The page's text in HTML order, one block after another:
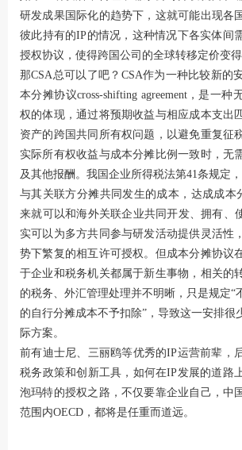
研发成果国际化的趋势下，这就可能出现各
彼此持有的IP的情况，这种情况下各实体间
授权协议，使得跨国公司的全球转移定价变得
那CSA总可以了吧？CSA作为一种比较新的
本分摊协议cross-shifting agreement，是一种
权的体现，通过将预期收益与相应成本支出
资产的跨国共同所有权问题，以避免重复征
实际所有权收益与成本分摊比例一致时，无
及其他报酬。我国企业所得税法第41条规定
与其关联方分摊共同发生的成本，达成成本
来就可以和海外关联企业共同开发、拥有、
实可以为多方共同参与研发活动提供灵活性
势下繁复的相互许可授权。但成本分摊协议
于企业和税务机关都属于新生事物，相关的
的税务、外汇管理处理并不明晰，只是规定“
的自行分摊成本不予扣除”，导致这一安排很
际方案。
前有迪士尼、三丽鸥等优秀的IP运营前辈，
税务政策和创新工具，如何在IP发展的道路
泡玛特的授权之路，不仅要靠企业自己，中
范围内OECD，都将是任重而道远。